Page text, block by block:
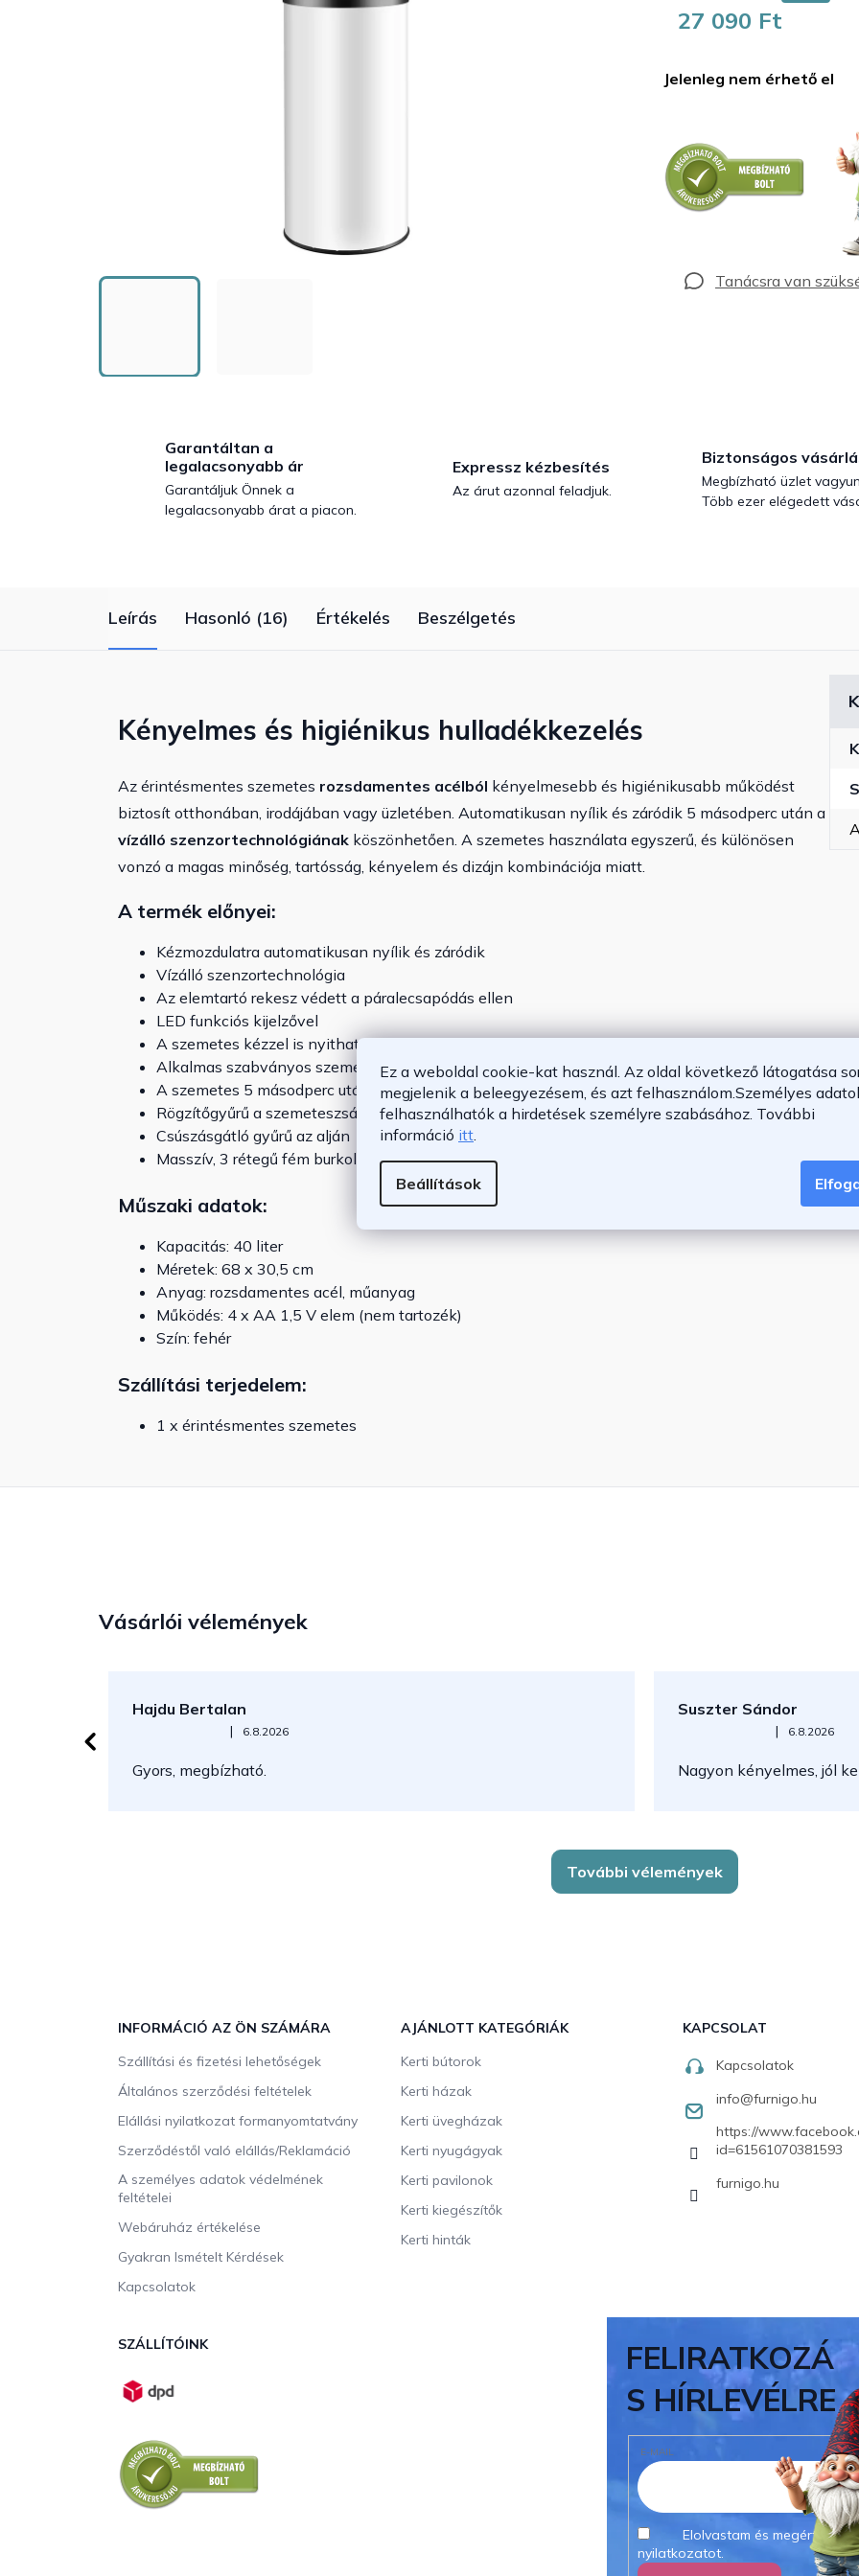
Ez a weboldal cookie-kat használ. Az oldal következő látogatása
megjelenik a beleegyezésem, és azt felhasználom. Személyes
felhasználhatók a hirdetések személyre szabásához. További
információ itt
Beállítások
27 090 Ft
Jelenleg nem érhető el
Garantáltan a
legalacsonyabb ár
Garantáljuk Önnek a
legalacsonyabb árat a piacon.
Expressz kézbesítés
Az árut azonnal feladjuk.
Biztonságos
Megbízható üzlet
Több ezer elégedett
Leírás Hasonló (16) Értékelés Beszélgetés
Kényelmes és higiénikus hulladékkezelés
Az érintésmentes szemetes rozsdamentes acélból kényelmesebb és higiénikusabb működést
biztosít otthonában, irodájában vagy üzletében. Automatikusan nyílik és záródik 5 másodperc után a
vízálló szenzortechnológiának köszönhetően. A szemetes használata egyszerű, és különösen
vonzó a magas minőség, tartósság, kényelem és dizájn kombinációja miatt.
A termék előnyei:
Kézmozdulatra automatikusan nyílik és záródik
Vízálló szenzortechnológia
Az elemtartó rekesz védett a páralecsapódás ellen
LED funkciós kijelzővel
A szemetes kézzel is nyitható és zárható
Alkalmas szabványos szemeteszsákokhoz
A szemetes 5 másodperc után automatikusan bezáródik
Rögzítőgyűrű a szemeteszsákhoz
Csúszásgátló gyűrű az alján
Masszív, 3 rétegű fém burkolat
Műszaki adatok:
Kapacitás: 40 liter
Méretek: 68 x 30,5 cm
Anyag: rozsdamentes acél, műanyag
Működés: 4 x AA 1,5 V elem (nem tartozék)
Szín: fehér
Szállítási terjedelem:
1 x érintésmentes szemetes
Vásárlói vélemények
Hajdu Bertalan
Az áruház értékelése 5-ből 5 csillag.
| 6.8.2026
Gyors, megbízható.
Suszter Sándor
Az áruház értékelése 5-ből
| 6.8.2026
Nagyon kényelmes, jól
További vélemények
INFORMÁCIÓ AZ ÖN SZÁMÁRA
Szállítási és fizetési lehetőségek
Általános szerződési feltételek
Elállási nyilatkozat formanyomtatvány
Szerződéstől való elállás/Reklamáció
A személyes adatok védelmének
feltételei
Webáruház értékelése
Gyakran Ismételt Kérdések
Kapcsolatok
AJÁNLOTT KATEGÓRIÁK
Kerti bútorok
Kerti házak
Kerti üvegházak
Kerti nyugágyak
Kerti pavilonok
Kerti kiegészítők
Kerti hinták
KAPCSOLAT
Kapcsolatok
info@furnigo.hu
https://
id=61561070381593
furnigo.hu
SZÁLLÍTÓINK
FELIRATKOZÁ
S HÍRLEVÉLRE
E-MAIL
Elolvastam és
nyilatkozatot.